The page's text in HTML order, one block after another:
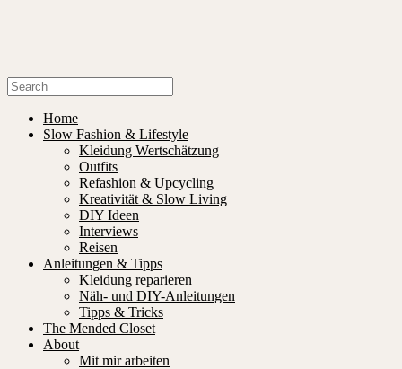
Home
Slow Fashion & Lifestyle
Kleidung Wertschätzung
Outfits
Refashion & Upcycling
Kreativität & Slow Living
DIY Ideen
Interviews
Reisen
Anleitungen & Tipps
Kleidung reparieren
Näh- und DIY-Anleitungen
Tipps & Tricks
The Mended Closet
About
Mit mir arbeiten